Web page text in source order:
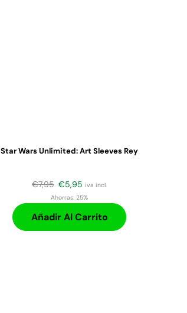
Star Wars Unlimited: Art Sleeves Rey
€7,95 €5,95 iva incl.
Ahorras: 25%
Añadir Al Carrito